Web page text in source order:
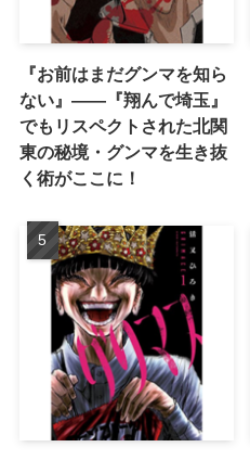
『お前はまだグンマを知ら
ない』――『翔んで埼玉』
でもリスペクトされた北関
東の秘境・グンマを生き抜
く術がここに！